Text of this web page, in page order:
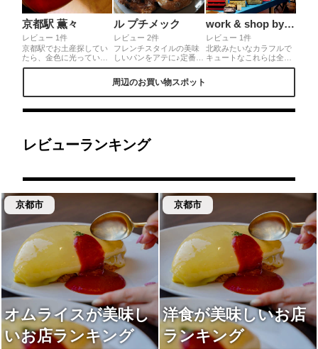
京都駅 薫々
レビュー 1件
京都駅でお土産探してい
たら、金色に光っている
にほい袋を見つけました
忍ばせいい匂いです( "´༥`"
て、爽やかです( ˙º˙ )
ル プチメック
レビュー 2件
フレンチスタイルの美味
しいパンをアテに♪定番の
発酵バタークロワッサン
やパンオコショラは少し
温めるとバターの風味が
抜群！ワインのお供にな
マトのフーガスはゴロゴ
いのがハードパン！アッ
プルアールグレイ、いち
応えあり♪
work & shop by BOX & NEEDLE（ボックス アンド ニードル）
レビュー 1件
北欧みたいなカラフルで
キュートなこれらは全て
箱製。さまざまなタイプ
れからバッグまで雑貨好
間です。◎京都の老舗紙
周辺のお買い物スポット
レビューランキング
京都市
オムライスが美味し
いお店ランキング
京都市
洋食が美味しいお店
ランキング